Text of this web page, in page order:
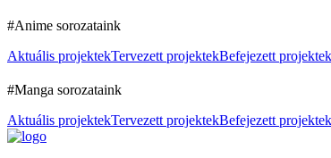
#Anime sorozataink
Aktuális projektekTervezett projektekBefejezett projektek
#Manga sorozataink
Aktuális projektekTervezett projektekBefejezett projektek